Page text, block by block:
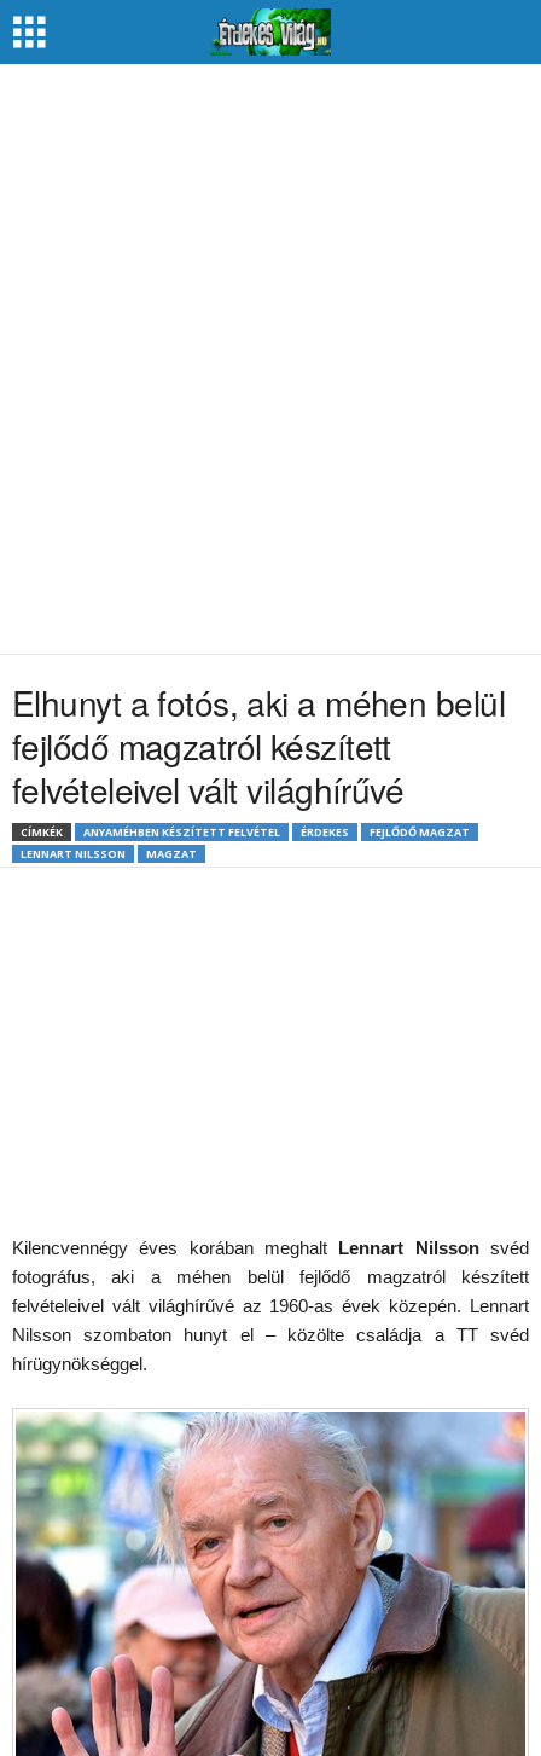
Elhunyt a fotós, aki a méhen belül
fejlődő magzatról készített
felvételeivel vált világhírűvé
CÍMKÉK ANYAMÉHBEN KÉSZÍTETT FELVÉTEL ÉRDEKES
FEJLŐDŐ MAGZAT
LENNART NILSSON
MAGZAT
Kilencvennégy éves korában meghalt Lennart Nilssonsvéd
fotográfus, aki a méhen belül fejlődő magzatról készített
felvételeivel vált világhírűvé az 1960-as évek közepén. Lennart
Nilsson szombaton hunyt el – közölte családja a TT svéd
hírügynökséggel.